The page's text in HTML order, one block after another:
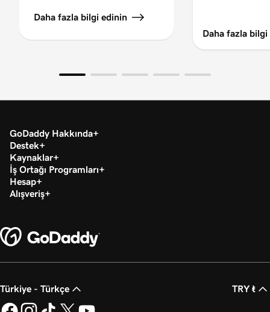
Daha fazla bilgi edinin
Daha fazla
GoDaddy Hakkında
Destek
Kaynaklar
İş Ortağı Programları
Hesap
Alışveriş
Türkiye - Türkçe TRY ₺